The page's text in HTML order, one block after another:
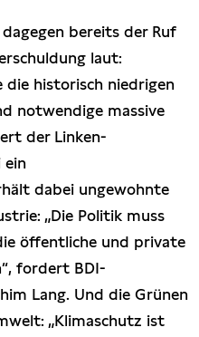
bereits der Ruf
laut:
die historisch niedrigen
notwendige massive
der Linken-
ein
dabei ungewohnte
„Die Politik muss
öffentliche und private
fordert BDI-
Lang. Und die Grünen
„Klimaschutz ist